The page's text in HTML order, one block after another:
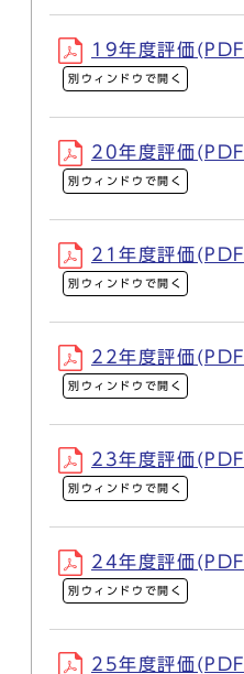
19年度評価
別ウィンドウで開く
20年度評価
別ウィンドウで開く
21年度評価
別ウィンドウで開く
22年度評価
別ウィンドウで開く
23年度評価
別ウィンドウで開く
24年度評価
別ウィンドウで開く
25年度評価